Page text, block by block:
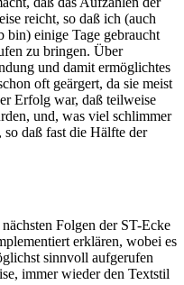
reicht, so daß ich (auch
bin) einige Tage gebraucht
zu bringen. Über
und damit ermöglichtes
oft geärgert, da sie meist
Erfolg war, daß teilweise
und, was viel schlimmer
daß fast die Hälfte der
Folgen der ST-Ecke
erklären, wobei es
sinnvoll aufgerufen
immer wieder den Textstil